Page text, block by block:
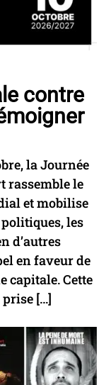
contre
la Journée
rassemble le
et mobilise
les
d’autres
en faveur de
capitale. Cette
[…]